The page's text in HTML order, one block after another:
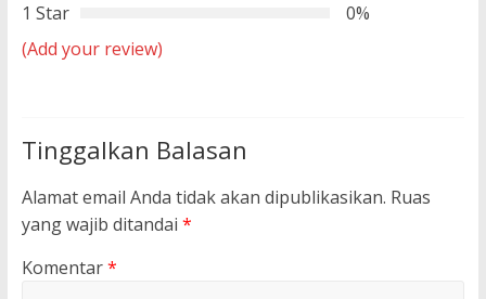
1 Star
0%
(Add your review)
Tinggalkan Balasan
Alamat email Anda tidak akan dipublikasikan. Ruas
yang wajib ditandai *
Komentar*